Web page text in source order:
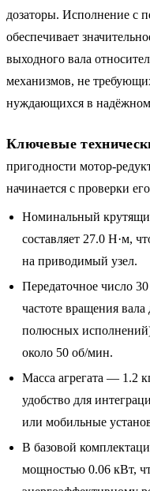
дозаторы. Исполнение с
обеспечивает
выходного вала
механизмов, не
нуждающихся в надёжном
Ключевые
пригодности мотор-
начинается с проверки
Номинальный
составляет 27.0 Н·м,
на приводимый узел.
Передаточное число
частоте вращения
полюсных исполнений)
около 50 об/мин.
Масса агрегата — 1.2
удобство для
или мобильные
В базовой
мощностью 0.06 кВт,